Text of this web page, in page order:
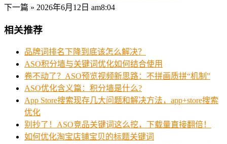
下一篇 » 2026年6月12日 am8:04
相关推荐
品牌词排名下降到底该怎么解决？
ASO积分墙与关键词优化如何结合使用
卷不动了？ASO预览视频新思路：不拼画质拼“机制”
ASO优化含义篇：积分墙是什么?
App Store搜索现存几大问题和解决方法，app+store搜索
优化
别抄了！ASO竞品关键词这么挖，下载量直接翻倍！
如何优化淘宝店铺宝贝的标题关键词